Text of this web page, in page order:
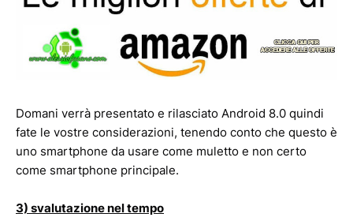
Domani verrà presentato e rilasciato Android 8.0 quindi
fate le vostre considerazioni, tenendo conto che questo è
uno smartphone da usare come muletto e non certo
come smartphone principale.
3) svalutazione nel tempo